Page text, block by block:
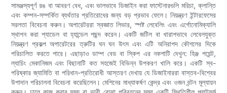
সামঞ্জস্যপূর্ণ রঙ বা আবরণ বেধ, এবং ভালভাবে ডিজাইন করা ফাস্টেনারগুলি মরিচা, ক্লান্তি
এবং কম্পন-সম্পর্কিত ব্যর্থতার প্রতিরোধের জন্য বড় প্রভাব ফেলে। নিয়ন্ত্রণ ইন্টারফেসের
সরলতা বিবেচনা করুন। অপারেটররা স্বজ্ঞাত লিভার, স্পষ্ট লেবেলিং এবং এর্গোনোমিক্যালি
স্থাপন করা প্যাডেল বা হ্যান্ডেল পছন্দ করেন। একটি জটিল বা খারাপভাবে লেবেলযুক্ত
নিয়ন্ত্রণ প্রকল্প অপারেটরের ত্রুটির ঘন ঘন উৎস এবং এটি অনিরাপদ কৌশলের দিকে
পরিচালিত করতে পারে। এছাড়াও ডাম্প বেড বা স্কিপ এর নকশাটি দেখুন: হিঞ্জ পয়েন্ট,
ল্যাচিং মেকানিজম এবং বিছানাটি কত সহজেই বিভিন্ন উপকরণ খালি করে। একটি স্ব-
পরিষ্কার জ্যামিতি বা পরিধান-প্রতিরোধী আস্তরণ দেখায় যে ডিজাইনাররা বাস্তব-বিশ্বের
উপাদান পরিচালনা বিবেচনা করেছিলেন। মেশিনের মাধ্যাকর্ষণ কেন্দ্র এবং ওজন বন্টন মূল্যায়ন